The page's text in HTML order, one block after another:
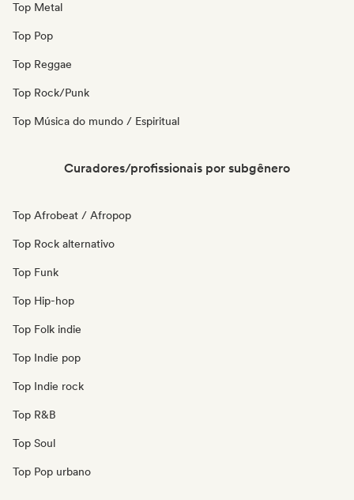
Top Metal
Top Pop
Top Reggae
Top Rock/Punk
Top Música do mundo / Espiritual
Curadores/profissionais por subgênero
Top Afrobeat / Afropop
Top Rock alternativo
Top Funk
Top Hip-hop
Top Folk indie
Top Indie pop
Top Indie rock
Top R&B
Top Soul
Top Pop urbano